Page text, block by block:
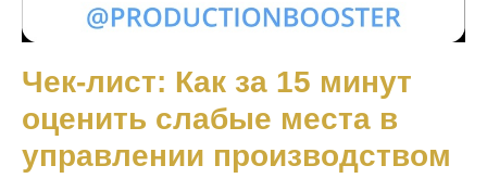
Чек-лист: Как за 15 минут
оценить слабые места в
управлении производством